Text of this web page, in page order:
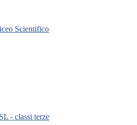
Scientifico
- classi terze